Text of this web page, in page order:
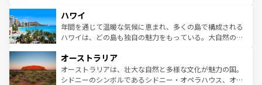
ば市内交通費無料で観光を楽しむこともできる。 なお、新
着のスイス情報はコンテンツ一覧 を参照してほしい。
のような巨大都市は、観光、ショッピング、エンターテイ
ンメントが詰まった刺激的なスポットだ。一方、アメリカ
西部には大自然が広がり、グランドキャニオンやイエロー
部のニューオーリンズでは、音楽と美食が融合した独特の
文化が魅力。旅行者はアメリカの各地域で異なる魅力を楽
しみながら、その多様性と豊かな歴史を感じることができ
ハワイ
年間を通じて温暖な気候に恵まれ、多くの島で構成される
ハワイは、どの島も独自の魅力をもっている。大自然の神
ワイ島は見逃せない。また、定番の観光地といえばオアフ
島だが、静かな自然を求めるならマウイ島やカウアイ島が
おすすめ。エメラルドグリーンに輝く海をはじめ、豊かな
オーストラリア
オーストラリアは、壮大な自然と多様な文化が魅力の国。
シドニーのシンボルであるシドニー・オペラハウス、オー